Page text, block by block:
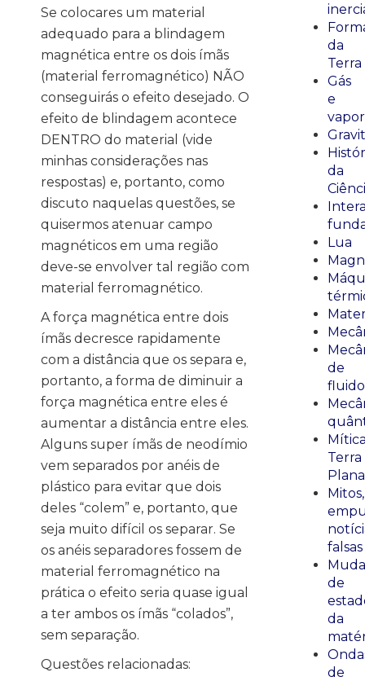
Se colocares um material
adequado para a blindagem
magnética entre os dois ímãs
(material ferromagnético) NÃO
conseguirás o efeito desejado. O
efeito de blindagem acontece
DENTRO do material (vide
minhas considerações nas
respostas) e, portanto, como
discuto naquelas questões, se
quisermos atenuar campo
magnéticos em uma região
deve-se envolver tal região com
material ferromagnético.
A força magnética entre dois
ímãs decresce rapidamente
com a distância que os separa e,
portanto, a forma de diminuir a
força magnética entre eles é
aumentar a distância entre eles.
Alguns super ímãs de neodímio
vem separados por anéis de
plástico para evitar que dois
deles “colem” e, portanto, que
seja muito difícil os separar. Se
os anéis separadores fossem de
material ferromagnético na
prática o efeito seria quase igual
a ter ambos os ímãs “colados”,
sem separação.
Questões relacionadas:
da
Terra
Gás
e
vapor
da
Lua
de
Terra
Plana
Mitos,
falsas
de
da
de